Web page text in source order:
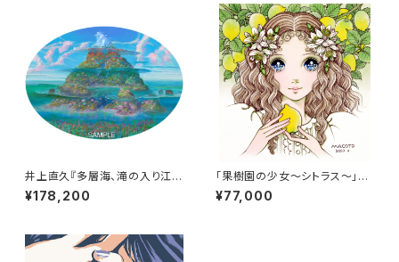
井上直久『多層海、滝の入り江』
版画
¥178,200
「果樹園の少女～シトラス～」
（直筆サイン入り）
¥77,000